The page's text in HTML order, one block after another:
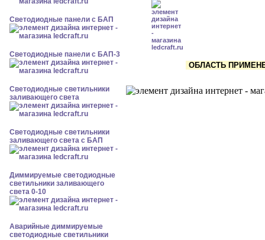
Cветодиодные панели с БАП
Cветодиодные панели с БАП-3
Светодиодные светильники
заливающего света
Светодиодные светильники
заливающего света с БАП
Диммируемые светодиодные
светильники заливающего
света 0-10
Аварийные диммируемые
светодиодные светильники
ОБЛАСТЬ